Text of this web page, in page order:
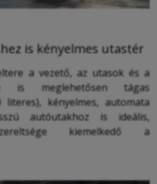
is kényelmes utastér
a vezető, az utasok és a
is meglehetősen tágas
literes), kényelmes, automata
autóutakhoz is ideális,
kiemelkedő a